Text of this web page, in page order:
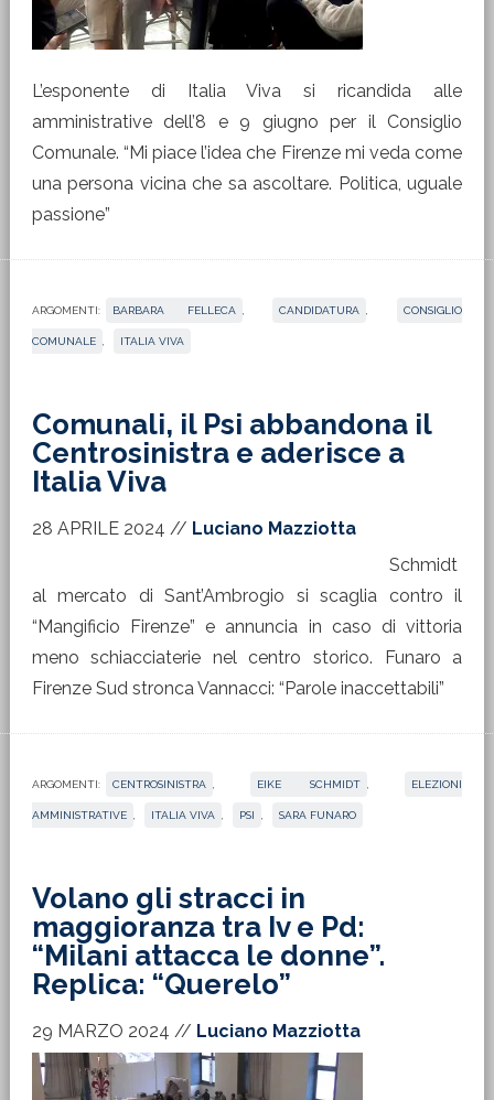
L’esponente di Italia Viva si ricandida alle
amministrative dell’8 e 9 giugno per il Consiglio
Comunale. “Mi piace l’idea che Firenze mi veda come
una persona vicina che sa ascoltare. Politica, uguale
passione”
ARGOMENTI: BARBARA FELLECA CANDIDATURA CONSIGLIO
COMUNALE ITALIA VIVA
Comunali, il Psi abbandona il
Centrosinistra e aderisce a
Italia Viva
28 APRILE 2024 // Luciano Mazziotta
Schmidt
al mercato di Sant’Ambrogio si scaglia contro il
“Mangificio Firenze” e annuncia in caso di vittoria
meno schiacciaterie nel centro storico. Funaro a
Firenze Sud stronca Vannacci: “Parole inaccettabili”
ARGOMENTI: CENTROSINISTRA EIKE SCHMIDT ELEZIONI
AMMINISTRATIVE ITALIA VIVA PSI SARA FUNARO
Volano gli stracci in
maggioranza tra Iv e Pd:
“Milani attacca le donne”.
Replica: “Querelo”
29 MARZO 2024 // Luciano Mazziotta